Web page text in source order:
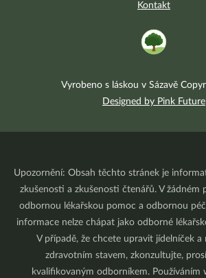
Kontakt
Vyrobeno s láskou v Sázavě
Designed by Pink Future
Upozornění: Obsah těchto stránek je
zkušenosti a zkušenosti čtenářů. V žádném
odbornou lékařskou pomoc a odbornou
informace nelze chápat jako odborné
V případě, že chcete upravit jídelníček a
zdravotním stavem, zkonzultujte,
kvalifikovaným odborníkem. Používáním